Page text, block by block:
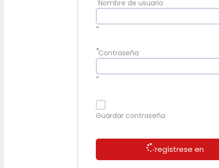
Nombre de usuario
*
*Contraseña
*
Guardar contraseña
regístrese en